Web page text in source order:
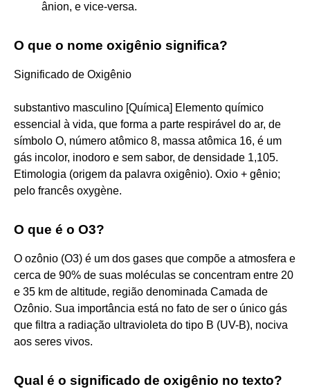
ânion, e vice-versa.
O que o nome oxigênio significa?
Significado de Oxigênio
substantivo masculino [Química] Elemento químico
essencial à vida, que forma a parte respirável do ar, de
símbolo O, número atômico 8, massa atômica 16, é um
gás incolor, inodoro e sem sabor, de densidade 1,105.
Etimologia (origem da palavra oxigênio). Oxio + gênio;
pelo francês oxygène.
O que é o O3?
O ozônio (O3) é um dos gases que compõe a atmosfera e
cerca de 90% de suas moléculas se concentram entre 20
e 35 km de altitude, região denominada Camada de
Ozônio. Sua importância está no fato de ser o único gás
que filtra a radiação ultravioleta do tipo B (UV-B), nociva
aos seres vivos.
Qual é o significado de oxigênio no texto?